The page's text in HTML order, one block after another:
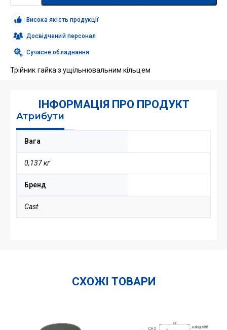
адаптер,
гайка
бокова.12S
OR
кількість
Висока якість продукції
Досвідчений персонал
Сучасне обладнання
Трійник гайка з ущільнювальним кільцем
ІНФОРМАЦІЯ ПРО ПРОДУКТ
Атрибути
Вага
0,137 кг
Бренд
Cast
СХОЖІ ТОВАРИ